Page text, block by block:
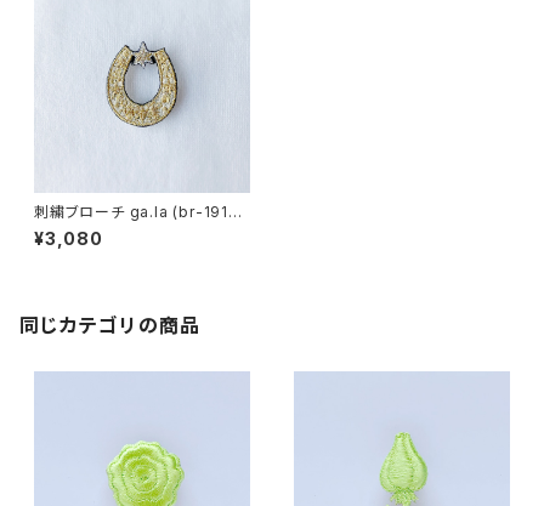
刺繍ブローチ ga.la (br-191）2
色
¥3,080
同じカテゴリの商品